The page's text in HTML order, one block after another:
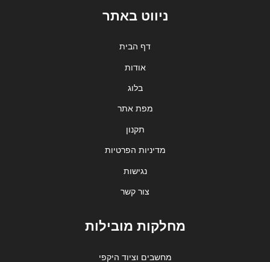
ניווט באתר
דף הבית
אודות
בלוג
מפת אתר
תקנון
מדיניות הפרטיות
נגישות
צור קשר
מחלקות מובילות
מחשבים וציוד היקפי